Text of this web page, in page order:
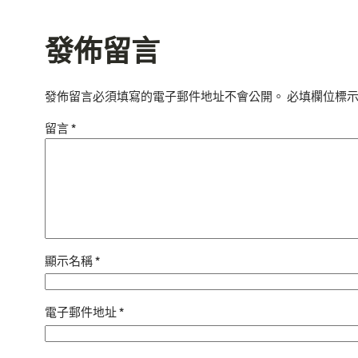
發佈留言
發佈留言必須填寫的電子郵件地址不會公開。 必填欄位標
留言*
顯示名稱*
電子郵件地址*